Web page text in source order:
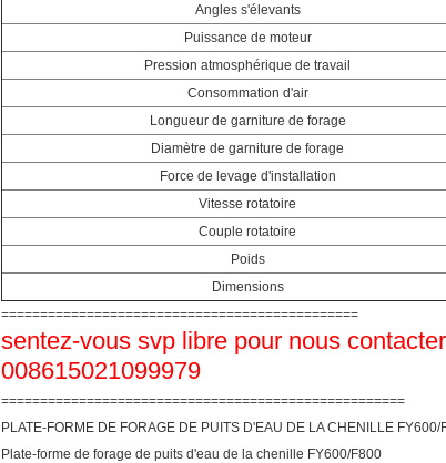
Angles s'élevants
Puissance de moteur
Pression atmosphérique de travail
Consommation d'air
Longueur de garniture de forage
Diamètre de garniture de forage
Force de levage d'installation
Vitesse rotatoire
Couple rotatoire
Poids
Dimensions
==============================================
sentez-vous svp libre pour nous
008615021099979
====================================================
PLATE-FORME DE FORAGE DE PUITS D'EAU DE LA CHENILLE FY600/
Plate-forme de forage de puits d'eau de la chenille FY600/F800